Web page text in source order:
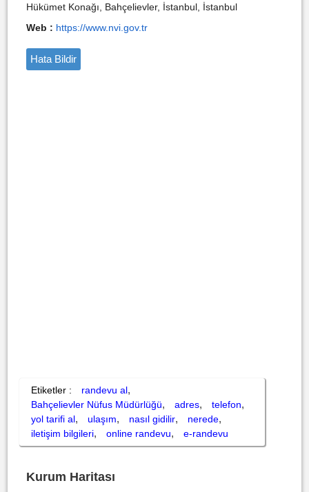
Hükümet Konağı, Bahçelievler, İstanbul, İstanbul
Web : https://www.nvi.gov.tr
Hata Bildir
Etiketler : randevu al,
Bahçelievler Nüfus Müdürlüğü, adres, telefon,
yol tarifi al, ulaşım, nasıl gidilir, nerede,
iletişim bilgileri, online randevu, e-randevu
Kurum Haritası